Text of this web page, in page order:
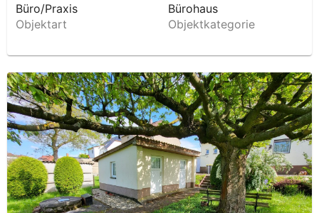
Büro/Praxis
Objektart
Bürohaus
Objektkategorie